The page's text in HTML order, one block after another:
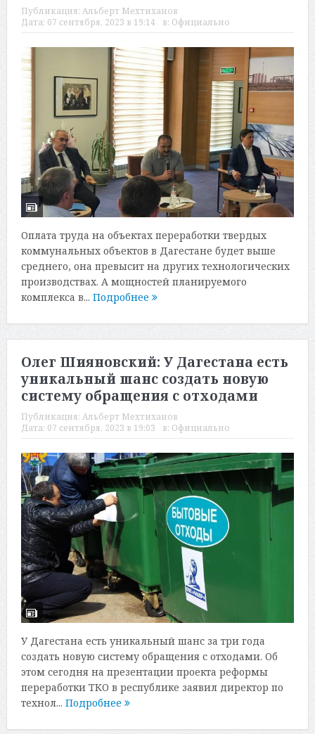
Публикация: Альберт Мехтиханов
Дата: 07 сентября, 2023 в 19:14 в: Официально
Оплата труда на объектах переработки твердых
коммунальных объектов в Дагестане будет выше
среднего, она превысит на других технологических
производствах. А мощностей планируемого
комплекса в... Подробнее
Олег Шияновский: У Дагестана есть
уникальный шанс создать новую
систему обращения с отходами
Публикация: Альберт Мехтиханов
Дата: 07 сентября, 2023 в 19:03 в: Официально
У Дагестана есть уникальный шанс за три года
создать новую систему обращения с отходами. Об
этом сегодня на презентации проекта реформы
переработки ТКО в республике заявил директор по
технол... Подробнее